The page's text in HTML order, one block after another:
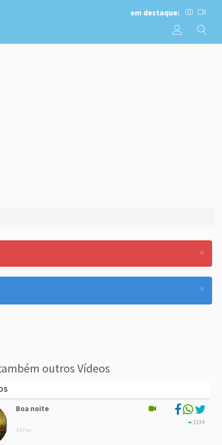
em destaque:
×
×
outros Vídeos
Boa noite
19 Fev
1334